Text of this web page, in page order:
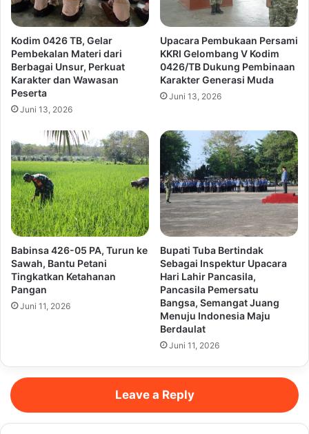
Kodim 0426 TB, Gelar
Pembekalan Materi dari
Berbagai Unsur, Perkuat
Karakter dan Wawasan
Peserta
Juni 13, 2026
Upacara Pembukaan Persami
KKRI Gelombang V Kodim
0426/TB Dukung Pembinaan
Karakter Generasi Muda
Juni 13, 2026
Babinsa 426-05 PA, Turun ke
Sawah, Bantu Petani
Tingkatkan Ketahanan
Pangan
Juni 11, 2026
Bupati Tuba Bertindak
Sebagai Inspektur Upacara
Hari Lahir Pancasila,
Pancasila Pemersatu
Bangsa, Semangat Juang
Menuju Indonesia Maju
Berdaulat
Juni 11, 2026
Leave a Reply